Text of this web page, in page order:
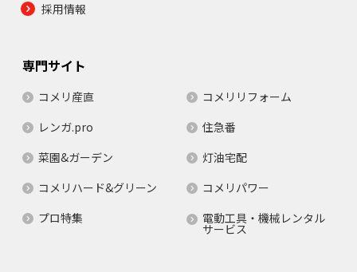
採用情報
専門サイト
コメリ産直
コメリリフォーム
レンガ.pro
住急番
菜園&ガーデン
灯油宅配
コメリハード&グリーン
コメリパワー
プロ特集
電動工具・機械レンタル
サービス